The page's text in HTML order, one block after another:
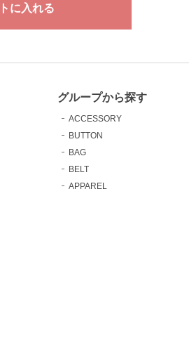
グループから探す
ACCESSORY
BUTTON
BAG
BELT
APPAREL